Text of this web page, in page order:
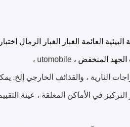
العائمة الغبار الغبار الرمال
الجهد المنخفض ،
النارية ، والقذائف الخارجي إلخ.
التركيز في الأماكن المغلقة ، عينة